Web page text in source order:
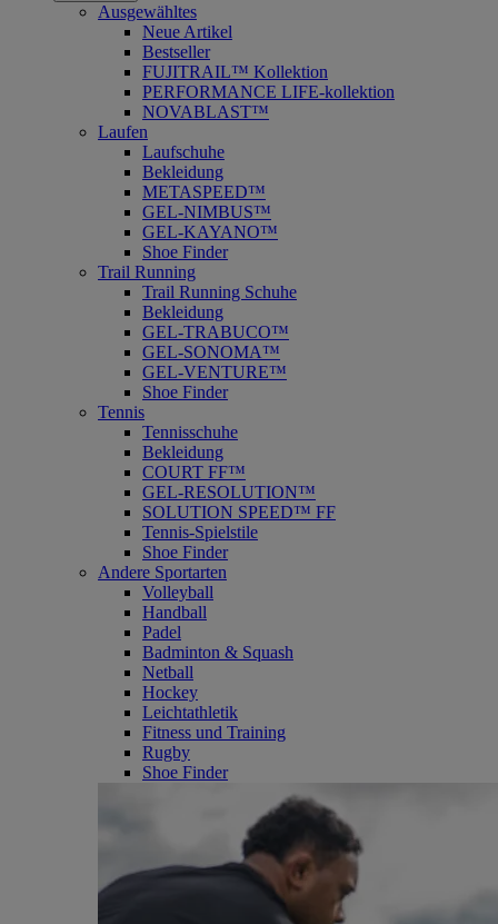
Ausgewähltes
Neue Artikel
Bestseller
FUJITRAIL™ Kollektion
PERFORMANCE LIFE-kollektion
NOVABLAST™
Laufen
Laufschuhe
Bekleidung
METASPEED™
GEL-NIMBUS™
GEL-KAYANO™
Shoe Finder
Trail Running
Trail Running Schuhe
Bekleidung
GEL-TRABUCO™
GEL-SONOMA™
GEL-VENTURE™
Shoe Finder
Tennis
Tennisschuhe
Bekleidung
COURT FF™
GEL-RESOLUTION™
SOLUTION SPEED™ FF
Tennis-Spielstile
Shoe Finder
Andere Sportarten
Volleyball
Handball
Padel
Badminton & Squash
Netball
Hockey
Leichtathletik
Fitness und Training
Rugby
Shoe Finder